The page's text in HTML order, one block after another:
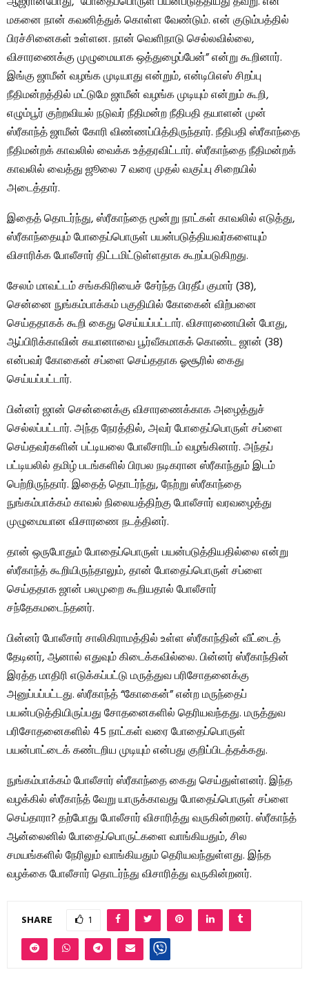
மகனை நான் கவனித்துக் கொள்ள வேண்டும். என் குடும்பத்தில்
பிரச்சினைகள் உள்ளன. நான் வெளிநாடு செல்லவில்லை,
விசாரணைக்கு முழுமையாக ஒத்துழைப்பேன்” என்று கூறினார்.
இங்கு ஜாமீன் வழங்க முடியாது என்றும், என்டிபிஎஸ் சிறப்பு
நீதிமன்றத்தில் மட்டுமே ஜாமீன் வழங்க முடியும் என்றும் கூறி,
எழும்பூர் குற்றவியல் நடுவர் நீதிமன்ற நீதிபதி தயாளன் முன்
ஸ்ரீகாந்த் ஜாமீன் கோரி விண்ணப்பித்திருந்தார். நீதிபதி ஸ்ரீகாந்தை
நீதிமன்றக் காவலில் வைக்க உத்தரவிட்டார். ஸ்ரீகாந்தை நீதிமன்றக்
காவலில் வைத்து ஜூலை 7 வரை முதல் வகுப்பு சிறையில்
அடைத்தார்.
இதைத் தொடர்ந்து, ஸ்ரீகாந்தை மூன்று நாட்கள் காவலில் எடுத்து,
ஸ்ரீகாந்தையும் போதைப்பொருள் பயன்படுத்தியவர்களையும்
விசாரிக்க போலீசார் திட்டமிட்டுள்ளதாக கூறப்படுகிறது.
சேலம் மாவட்டம் சங்ககிரியைச் சேர்ந்த பிரதீப் குமார் (38),
சென்னை நுங்கம்பாக்கம் பகுதியில் கோகைன் விற்பனை
செய்ததாகக் கூறி கைது செய்யப்பட்டார். விசாரணையின் போது, ​​
ஆப்பிரிக்காவின் கயானாவை பூர்வீகமாகக் கொண்ட ஜான் (38)
என்பவர் கோகைன் சப்ளை செய்ததாக ஓசூரில் கைது
செய்யப்பட்டார்.
பின்னர் ஜான் சென்னைக்கு விசாரணைக்காக அழைத்துச்
செல்லப்பட்டார். அந்த நேரத்தில், அவர் போதைப்பொருள் சப்ளை
செய்தவர்களின் பட்டியலை போலீசாரிடம் வழங்கினார். அந்தப்
பட்டியலில் தமிழ் படங்களில் பிரபல நடிகரான ஸ்ரீகாந்தும் இடம்
பெற்றிருந்தார். இதைத் தொடர்ந்து, நேற்று ஸ்ரீகாந்தை
நுங்கம்பாக்கம் காவல் நிலையத்திற்கு போலீசார் வரவழைத்து
முழுமையான விசாரணை நடத்தினர்.
தான் ஒருபோதும் போதைப்பொருள் பயன்படுத்தியதில்லை என்று
ஸ்ரீகாந்த் கூறியிருந்தாலும், தான் போதைப்பொருள் சப்ளை
செய்ததாக ஜான் பலமுறை கூறியதால் போலீசார்
சந்தேகமடைந்தனர்.
பின்னர் போலீசார் சாலிகிராமத்தில் உள்ள ஸ்ரீகாந்தின் வீட்டைத்
தேடினர், ஆனால் எதுவும் கிடைக்கவில்லை. பின்னர் ஸ்ரீகாந்தின்
இரத்த மாதிரி எடுக்கப்பட்டு மருத்துவ பரிசோதனைக்கு
அனுப்பப்பட்டது. ஸ்ரீகாந்த் “கோகைன்” என்ற மருந்தைப்
பயன்படுத்தியிருப்பது சோதனைகளில் தெரியவந்தது. மருத்துவ
பரிசோதனைகளில் 45 நாட்கள் வரை போதைப்பொருள்
பயன்பாட்டைக் கண்டறிய முடியும் என்பது குறிப்பிடத்தக்கது.
நுங்கம்பாக்கம் போலீசார் ஸ்ரீகாந்தை கைது செய்துள்ளனர். இந்த
வழக்கில் ஸ்ரீகாந்த் வேறு யாருக்காவது போதைப்பொருள் சப்ளை
செய்தாரா? தற்போது போலீசார் விசாரித்து வருகின்றனர். ஸ்ரீகாந்த்
ஆன்லைனில் போதைப்பொருட்களை வாங்கியதும், சில
சமயங்களில் நேரிலும் வாங்கியதும் தெரியவந்துள்ளது. இந்த
வழக்கை போலீசார் தொடர்ந்து விசாரித்து வருகின்றனர்.
SHARE 1